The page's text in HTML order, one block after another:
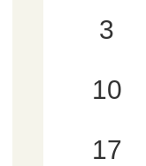
3
10
17